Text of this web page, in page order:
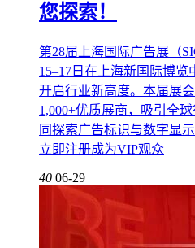
您探索！
第28届上海国际广告展（
15–17日在上海新国际博览
开启行业新高度。本届展
1,000+优质展商，吸引全
同探索广告标识与数字显
立即注册成为VIP观众
40 06-29